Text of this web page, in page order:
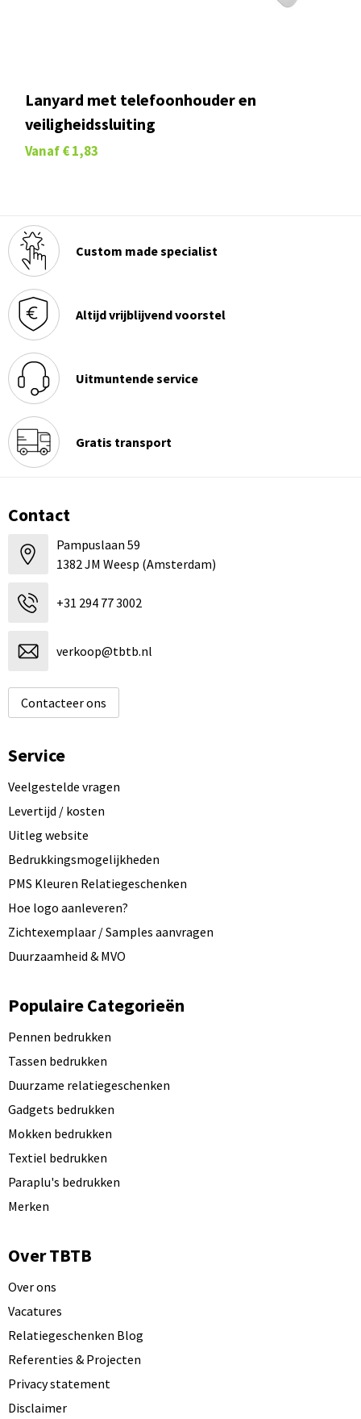
Lanyard met telefoonhouder en
veiligheidssluiting
Vanaf € 1,83
Custom made specialist
Altijd vrijblijvend voorstel
Uitmuntende service
Gratis transport
Contact
Pampuslaan 59
1382 JM Weesp (Amsterdam)
+31 294 77 3002
verkoop@tbtb.nl
Contacteer ons
Service
Veelgestelde vragen
Levertijd / kosten
Uitleg website
Bedrukkingsmogelijkheden
PMS Kleuren Relatiegeschenken
Hoe logo aanleveren?
Zichtexemplaar / Samples aanvragen
Duurzaamheid & MVO
Populaire Categorieën
Pennen bedrukken
Tassen bedrukken
Duurzame relatiegeschenken
Gadgets bedrukken
Mokken bedrukken
Textiel bedrukken
Paraplu's bedrukken
Merken
Over TBTB
Over ons
Vacatures
Relatiegeschenken Blog
Referenties & Projecten
Privacy statement
Disclaimer